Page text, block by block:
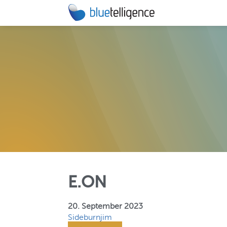
E.ON
20. September 2023
Sideburnjim